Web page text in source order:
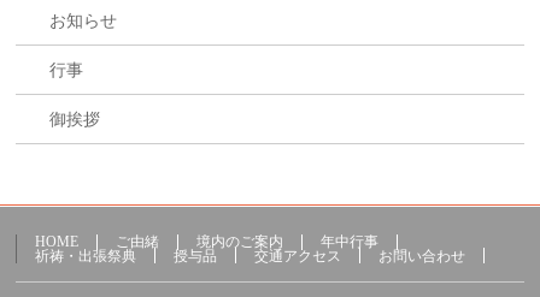
お知らせ
行事
御挨拶
HOME ご由緒 境内のご案内
年中行事
祈祷・出張祭典
授与品 交通アクセス お問い合わせ